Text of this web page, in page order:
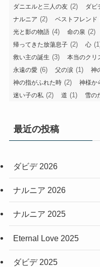
ダニエルと三人の友 (2) ダビ
ナルニア (2) ベストフレンド
光と影の物語 (4) 命の泉 (2)
帰ってきた放蕩息子 (2) 心
救い主の誕生 (3) 本当のクリ
永遠の愛 (6) 父の涙 (1) 神
神の指がふれた時 (2) 神様か
迷い子の私 (2) 道 (1) 雪の
最近の投稿
ダビデ 2026
ナルニア 2026
ナルニア 2025
Eternal Love 2025
ダビデ 2025